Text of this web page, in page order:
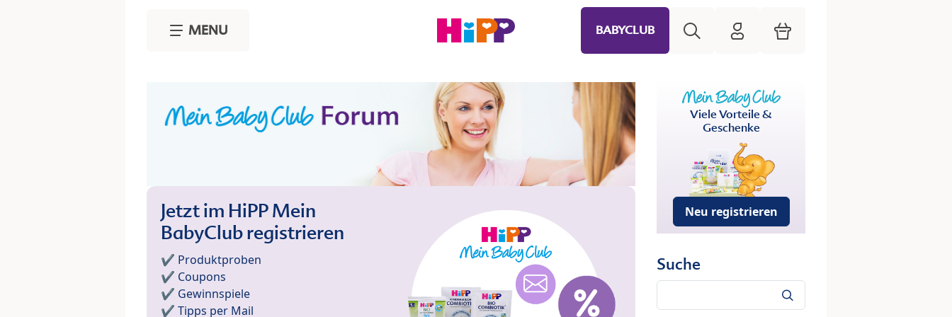
MENU BABYCLUB HiPP Mein Babyclub
Warenkorb
Jetzt im HiPP Mein
BabyClub registrieren
✔️ Produktproben
✔️ Coupons
✔️ Gewinnspiele
✔️ Tipps per Mail
Viele Vorteile &
Geschenke
Neu registrieren
Suche